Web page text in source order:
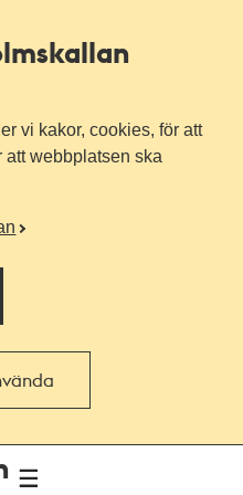
vi kakor, cookies, för att
att webbplatsen ska